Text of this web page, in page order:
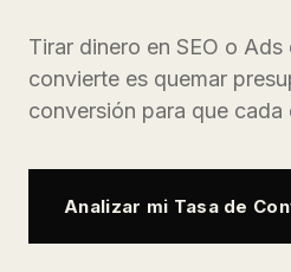
Tirar dinero en SEO o
convierte es quemar
conversión para que
Analizar mi Tasa de